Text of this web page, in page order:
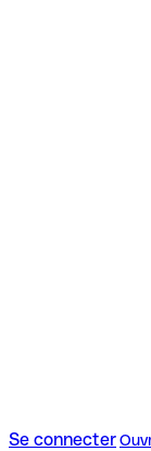
Se connecter